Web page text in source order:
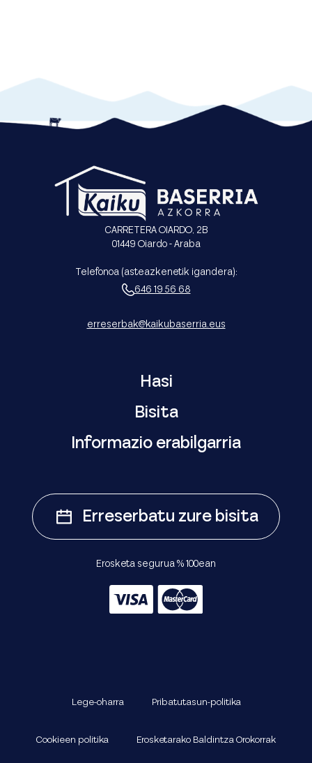
CARRETERA OIARDO, 2B
01449 Oiardo - Araba
Telefonoa (asteazkenetik igandera):
646 19 56 68
erreserbak@kaikubaserria.eus
Hasi
Bisita
Informazio erabilgarria
Erreserbatu zure bisita
Erosketa segurua % 100ean
Lege-oharra Pribatutasun-politika
Cookieen politika Erosketarako Baldintza Orokorrak